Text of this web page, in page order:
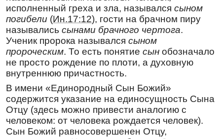
так благочестиво прожив, явился ты,
преподобный Геннадий, пустыни
Любимоградской украшением, монахам
почтенной жизни примером и горячим
молитвенником обо всех, приходящих к тебе
с верой.
Кондак,глас 3
Моли́твою и посто́м, тружде́нием и терпе́нием/
умертви́вый вся́кое пло́ти мудрова́ние,/
чистоты́ сосу́д благоле́пен,/ Боже́ственных
даро́в и чуде́с прича́стник,/ и́ноком же до́блий
наста́вник был еси́,/ сподвиза́яся блаже́нному
исполненный греха и зла, назывался сыном
погибели (Ин.17:12), гости на брачном пиру
назывались сынами брачного чертога.
Ученик пророка назывался сыном
пророческим. То есть понятие сын обозначало
не просто рождение по плоти, а духовную
внутреннюю причастность.
В имени «Единородный Сын Божий»
содержится указание на единосущность Сына
Отцу (здесь можно привести аналогию с
человеком: от человека рождается человек).
Сын Божий равносовершенен Отцу,